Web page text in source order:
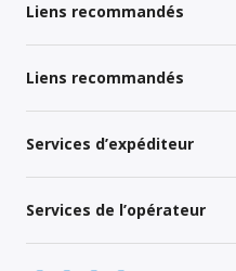
Liens recommandés
Liens recommandés
Services d’expéditeur
Services de l’opérateur